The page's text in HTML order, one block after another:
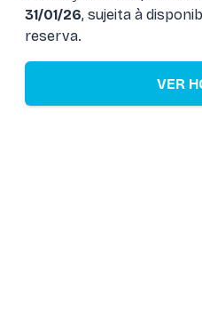
31/01/26, sujeita à
reserva.
VER